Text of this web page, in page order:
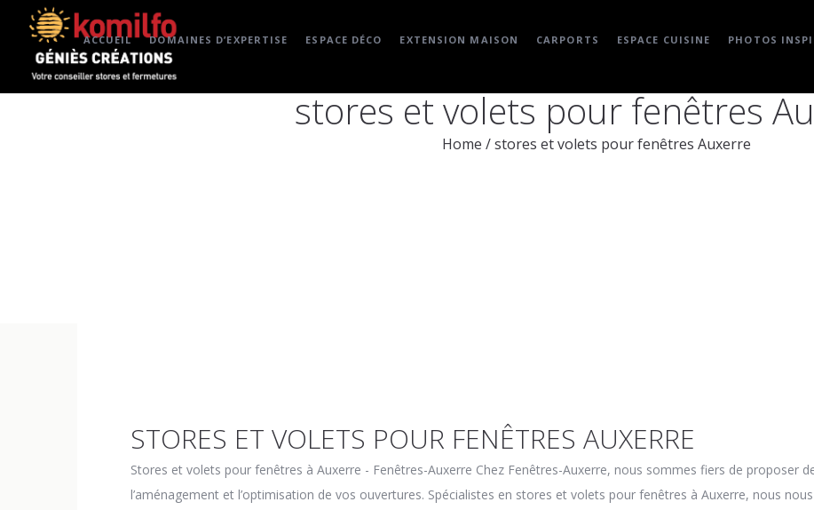
ACCUEIL DOMAINES D’EXPERTISE ESPACE DÉCO EXTENSION MAISON CARPORTS ESPACE CUISINE PHOTOS
stores et volets pour fenêtres
Home /stores et volets pour fenêtres Auxerre
STORES ET VOLETS POUR FENÊTRES AUXERRE
Stores et volets pour fenêtres à Auxerre - Fenêtres-Auxerre Chez Fenêtres-Auxerre, nous sommes fiers de proposer
l’aménagement et l’optimisation de vos ouvertures. Spécialistes en stores et volets pour fenêtres à Auxerre, nous